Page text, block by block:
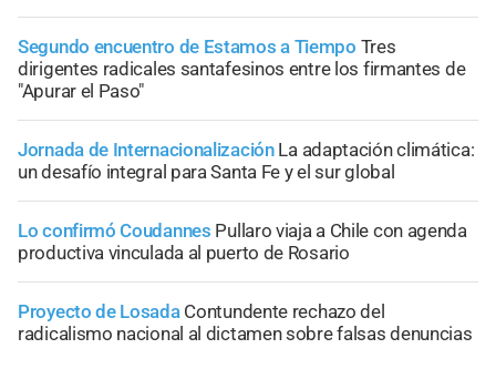
Segundo encuentro de Estamos a Tiempo Tres
dirigentes radicales santafesinos entre los firmantes de
"Apurar el Paso"
Jornada de Internacionalización La adaptación climática:
un desafío integral para Santa Fe y el sur global
Lo confirmó Coudannes Pullaro viaja a Chile con agenda
productiva vinculada al puerto de Rosario
Proyecto de Losada Contundente rechazo del
radicalismo nacional al dictamen sobre falsas denuncias